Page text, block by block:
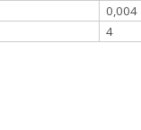
0,004
4